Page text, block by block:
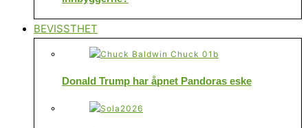
BEVISSTHET
Donald Trump har åpnet Pandoras eske